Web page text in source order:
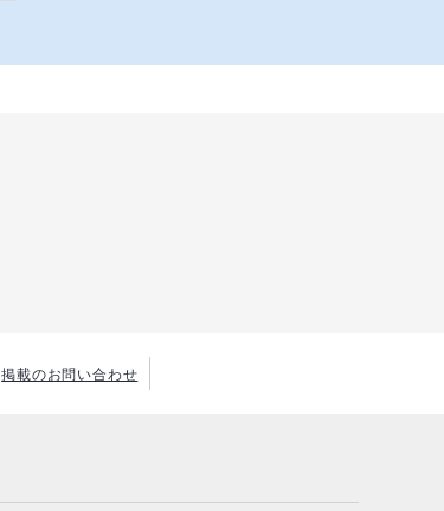
掲載のお問い合わせ